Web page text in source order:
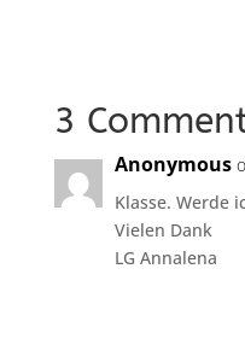
3
Anonymous
Klasse. Werde
Vielen Dank
LG Annalena